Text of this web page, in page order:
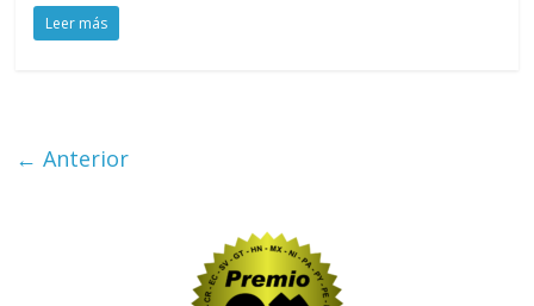
Leer más
← Anterior